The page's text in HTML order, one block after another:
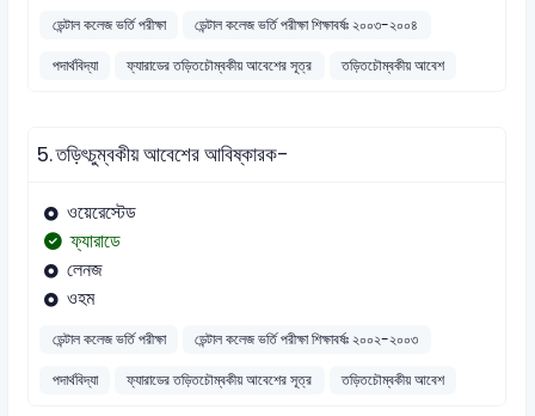
ডেন্টাল কলেজ ভর্তি পরীক্ষা
ডেন্টাল কলেজ ভর্তি পরীক্ষা শিক্ষাবর্ষঃ ২০০৩-২০০৪
পদার্থবিদ্যা
ফ্যারাডের তড়িতচৌম্বকীয় আবেশের সূত্র তড়িতচৌম্বকীয় আবেশ
5.তড়িৎচুম্বকীয় আবেশের আবিষ্কারক-
ওয়েরেস্টেড
ফ্যারাডে
লেনজ
ওহম
ডেন্টাল কলেজ ভর্তি পরীক্ষা
ডেন্টাল কলেজ ভর্তি পরীক্ষা শিক্ষাবর্ষঃ ২০০২-২০০৩
পদার্থবিদ্যা
ফ্যারাডের তড়িতচৌম্বকীয় আবেশের সূত্র তড়িতচৌম্বকীয় আবেশ